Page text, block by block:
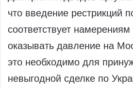
что введение рестрикций
соответствует
оказывать давление на
это необходимо для
невыгодной сделке по